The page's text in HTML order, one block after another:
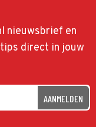
nieuwsbrief en
direct in jouw
AANMELDEN